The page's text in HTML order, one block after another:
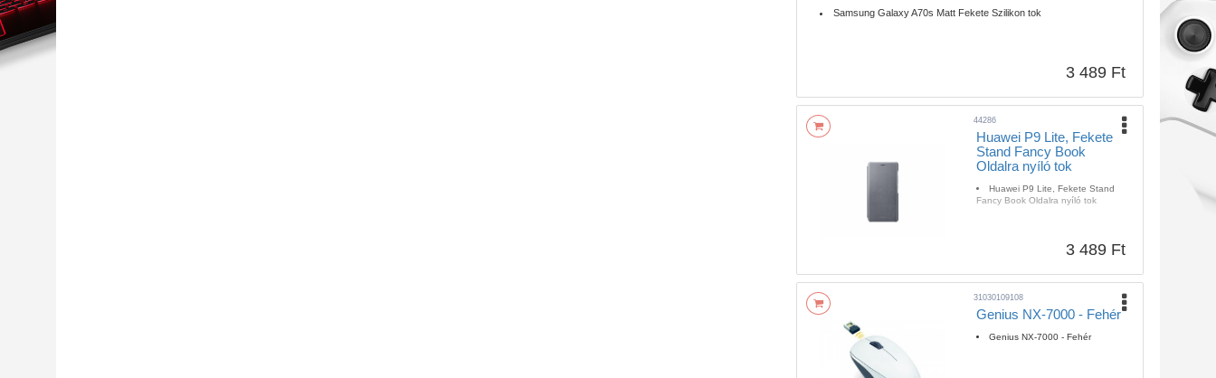
Samsung Galaxy A70s Matt Fekete Szilikon tok
3 489 Ft
44286
Huawei P9 Lite, Fekete
Stand Fancy Book
Oldalra nyíló tok
Huawei P9 Lite, Fekete Stand
Fancy Book Oldalra nyíló tok
3 489 Ft
31030109108
Genius NX-7000 - Fehér
Genius NX-7000 - Fehér